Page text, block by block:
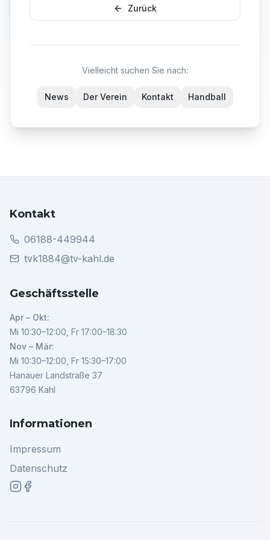
Zurück
Vielleicht suchen Sie nach:
News Der Verein Kontakt Handball
Kontakt
06188-449944
tvk1884@tv-kahl.de
Geschäftsstelle
Apr – Okt:
Mi 10:30–12:00, Fr 17:00–18:30
Nov – Mär:
Mi 10:30–12:00, Fr 15:30–17:00
Hanauer Landstraße 37
63796 Kahl
Informationen
Impressum
Datenschutz